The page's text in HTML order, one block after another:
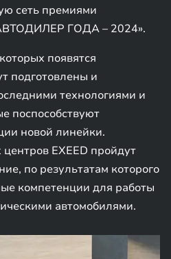
сеть премиями
ГОДА – 2024».
появятся
подготовлены и
технологиями и
поспособствуют
новой линейки.
EXEED пройдут
по результатам которого
компетенции для работы
автомобилями.